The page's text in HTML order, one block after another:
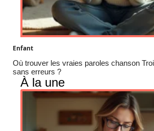
Enfant
Où trouver les vraies paroles chanson
sans erreurs ?
À la une